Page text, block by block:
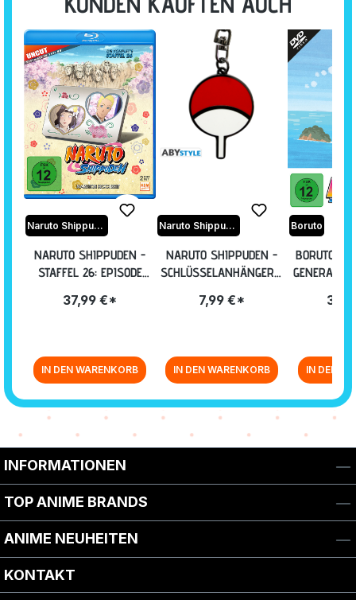
Naruto Shippuden
NARUTO SHIPPUDEN -
STAFFEL 26: EPISODE
RAY
37,99 €*
IN DEN WARENKORB
Naruto Shippuden
NARUTO SHIPPUDEN -
SCHLÜSSELANHÄNGER -
7,99 €*
IN DEN WARENKORB
Boruto
BORUTO:
IN DEN
Zurück zur Vor-/Zurück-Navigation
INFORMATIONEN
TOP ANIME BRANDS
ANIME NEUHEITEN
KONTAKT